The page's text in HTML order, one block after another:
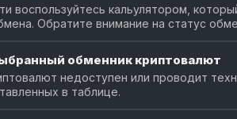
воспользуйтесь кальулятором,
Обратите внимание на статус
обменник криптовалют
недоступен или проводит
в таблице.